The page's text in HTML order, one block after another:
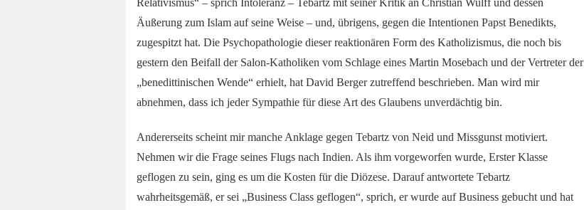
Relativismus“ – sprich Intoleranz – Tebartz mit seiner Kritik an Christian Wulff und dessen
Äußerung zum Islam auf seine Weise – und, übrigens, gegen die Intentionen Papst Benedikts,
zugespitzt hat. Die Psychopathologie dieser reaktionären Form des Katholizismus, die noch bis
gestern den Beifall der Salon-Katholiken vom Schlage eines Martin Mosebach und der Vertreter der
„benedittinischen Wende“ erhielt, hat David Berger zutreffend beschrieben. Man wird mir
abnehmen, dass ich jeder Sympathie für diese Art des Glaubens unverdächtig bin.
Andererseits scheint mir manche Anklage gegen Tebartz von Neid und Missgunst motiviert.
Nehmen wir die Frage seines Flugs nach Indien. Als ihm vorgeworfen wurde, Erster Klasse
geflogen zu sein, ging es um die Kosten für die Diözese. Darauf antwortete Tebartz
wahrheitsgemäß, er sei „Business Class geflogen“, sprich, er wurde auf Business gebucht und hat